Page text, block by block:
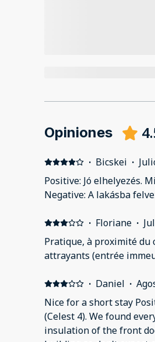
Opiniones
· Bicskei ·
Positive: Jó elhelyezés.
Negative: A lakásba
· Floriane ·
Pratique, à proximité du
attrayants (entrée
· Daniel ·
Nice for a short stay
(Celest 4). We found
insulation of the front